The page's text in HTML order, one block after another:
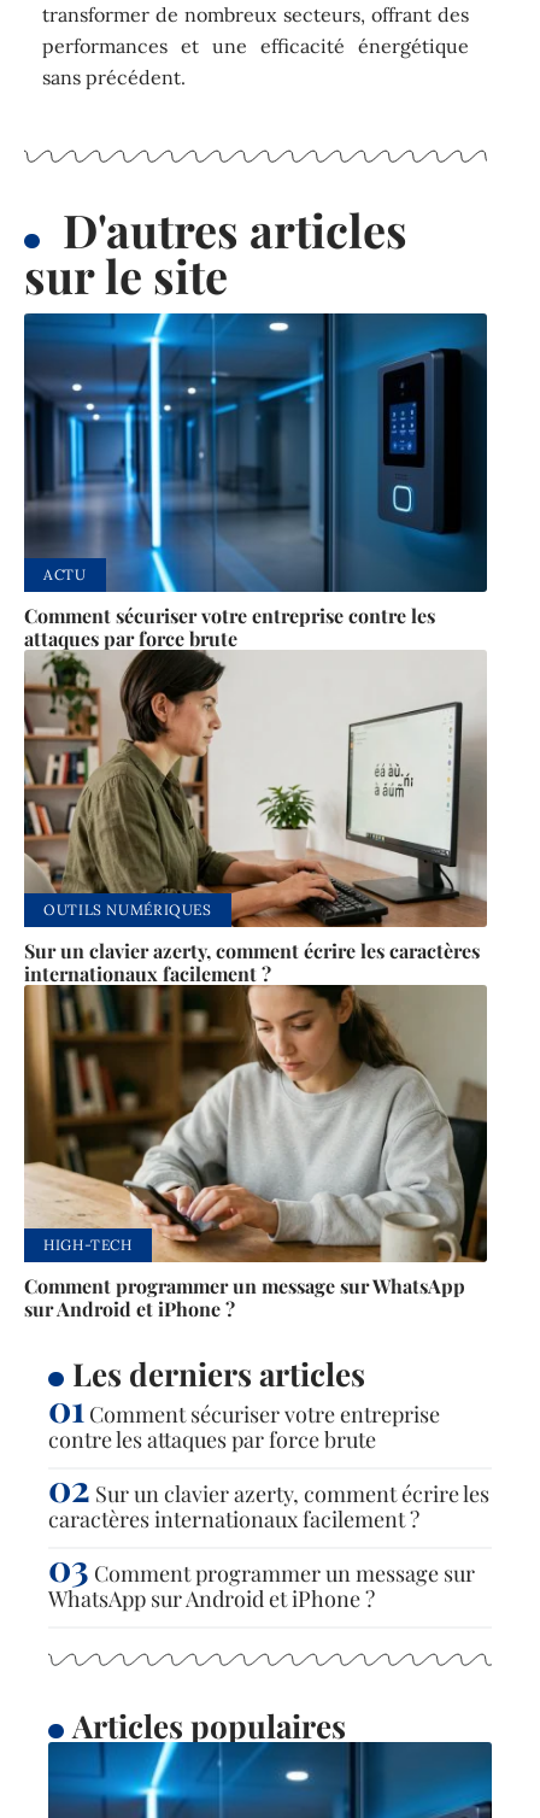
transformer de nombreux secteurs, offrant des
performances et une efficacité énergétique
sans précédent.
D'autres articles
sur le site
ACTU
Comment sécuriser votre entreprise contre les
attaques par force brute
OUTILS NUMÉRIQUES
Sur un clavier azerty, comment écrire les caractères
internationaux facilement ?
HIGH-TECH
Comment programmer un message sur WhatsApp
sur Android et iPhone ?
Les derniers articles
Comment sécuriser votre entreprise
contre les attaques par force brute
Sur un clavier azerty, comment écrire les
caractères internationaux facilement ?
Comment programmer un message sur
WhatsApp sur Android et iPhone ?
Articles populaires